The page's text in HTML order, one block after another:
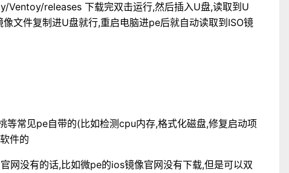
releases 下载完双击运行,然后插入U盘,读取到U
文件复制进U盘就行,重启电脑进pe后就自动读取到ISO镜
常见pe自带的(比如检测cpu内存,格式化磁盘,修复启动项
件的
网没有的话,比如微pe的ios镜像官网没有下载,但是可以双